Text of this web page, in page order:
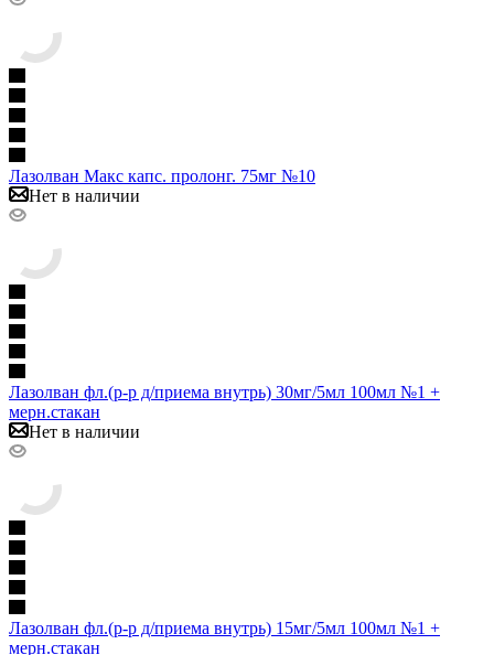
Лазолван Макс капс. пролонг. 75мг №10
Нет в наличии
Лазолван фл.(р-р д/приема внутрь) 30мг/5мл 100мл №1 +
мерн.стакан
Нет в наличии
Лазолван фл.(р-р д/приема внутрь) 15мг/5мл 100мл №1 +
мерн.стакан